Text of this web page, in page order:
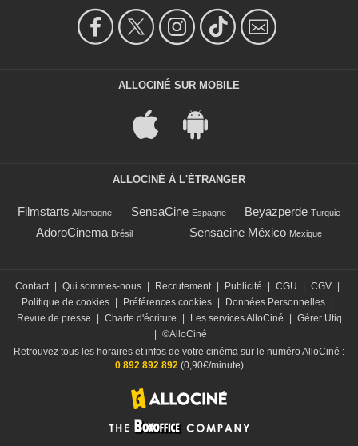
ALLOCINÉ SUR MOBILE
ALLOCINÉ À L'ÉTRANGER
Filmstarts Allemagne SensaCine Espagne Beyazperde Turquie
AdoroCinema Brésil Sensacine México Mexique
Contact Qui sommes-nous Recrutement Publicité CGU CGV
Politique de cookies
Préférences cookies Données Personnelles
Revue de presse
Charte d'écriture Les services AlloCiné
Gérer Utiq
©AlloCiné
Retrouvez tous les horaires et infos de votre cinéma sur le numéro AlloCiné :
0 892 892 892(0,90€/minute)